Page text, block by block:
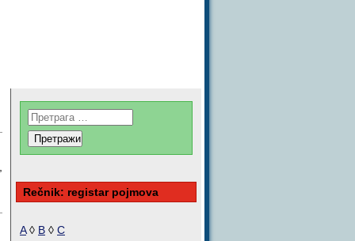
Rečnik: registar pojmova
A◊ B ◊ C